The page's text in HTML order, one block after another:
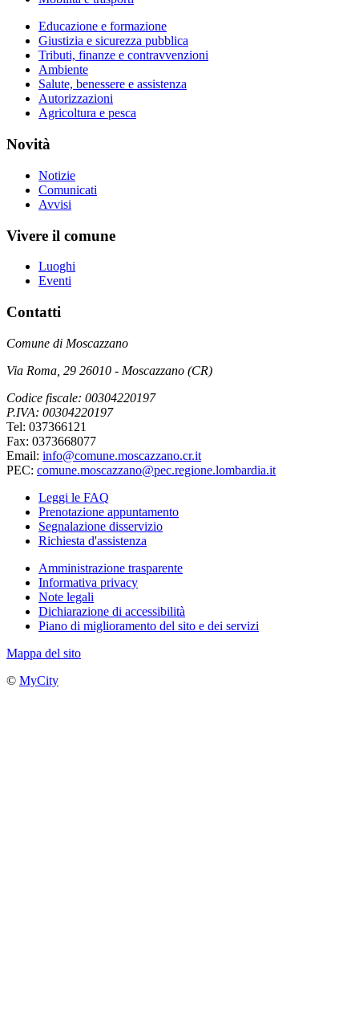
Educazione e formazione
Giustizia e sicurezza pubblica
Tributi, finanze e contravvenzioni
Ambiente
Salute, benessere e assistenza
Autorizzazioni
Agricoltura e pesca
Novità
Notizie
Comunicati
Avvisi
Vivere il comune
Luoghi
Eventi
Contatti
Comune di Moscazzano
Via Roma, 29 26010 - Moscazzano (CR)
Codice fiscale: 00304220197
P.IVA: 00304220197
Tel: 037366121
Fax: 0373668077
Email: info@comune.moscazzano.cr.it
PEC: comune.moscazzano@pec.regione.lombardia.it
Leggi le FAQ
Prenotazione appuntamento
Segnalazione disservizio
Richiesta d'assistenza
Amministrazione trasparente
Informativa privacy
Note legali
Dichiarazione di accessibilità
Piano di miglioramento del sito e dei servizi
Mappa del sito
© MyCity